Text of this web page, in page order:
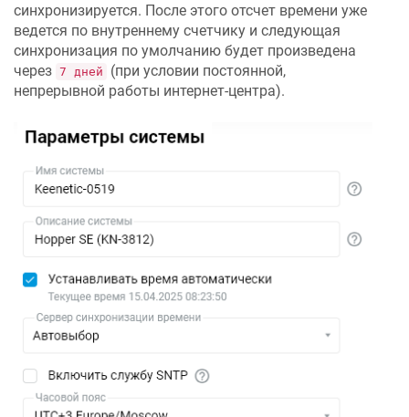
синхронизируется. После этого отсчет времени уже
ведется по внутреннему счетчику и следующая
синхронизация по умолчанию будет произведена
через 7 дней
(при условии постоянной,
непрерывной работы интернет-центра).